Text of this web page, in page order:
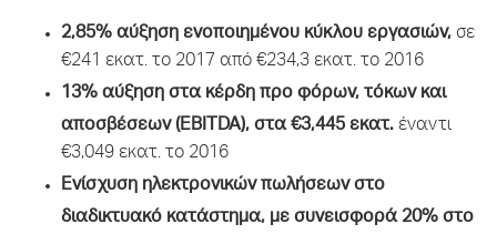
2,85% αύξηση ενοποιημένου κύκλου εργασιών, σε
€241 εκατ. το 2017 από €234,3 εκατ. το 2016
13% αύξηση στα κέρδη προ φόρων, τόκων και
αποσβέσεων (EBITDA), στα€3,445 εκατ. έναντι
€3,049 εκατ. το 2016
Ενίσχυση ηλεκτρονικών πωλήσεων στο
διαδικτυακό κατάστημα, με συνεισφορά 20% στο